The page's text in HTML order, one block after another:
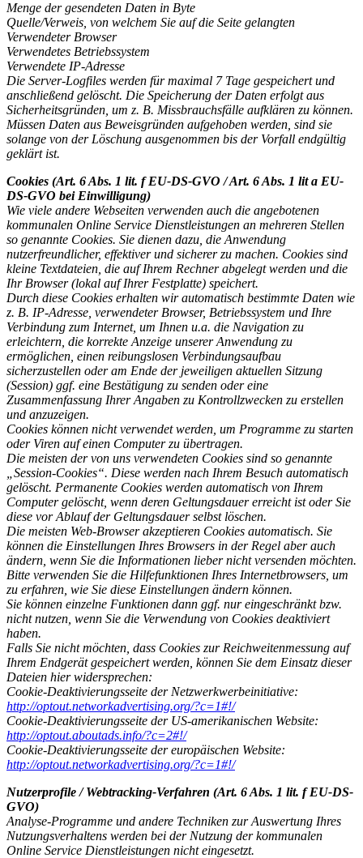
Menge der gesendeten Daten in Byte
Quelle/Verweis, von welchem Sie auf die Seite gelangten
Verwendeter Browser
Verwendetes Betriebssystem
Verwendete IP-Adresse
Die Server-Logfiles werden für maximal 7 Tage gespeichert und
anschließend gelöscht. Die Speicherung der Daten erfolgt aus
Sicherheitsgründen, um z. B. Missbrauchsfälle aufklären zu können.
Müssen Daten aus Beweisgründen aufgehoben werden, sind sie
solange von der Löschung ausgenommen bis der Vorfall endgültig
geklärt ist.
Cookies (Art. 6 Abs. 1 lit. f EU-DS-GVO / Art. 6 Abs. 1 lit a EU-
DS-GVO bei Einwilligung)
Wie viele andere Webseiten verwenden auch die angebotenen
kommunalen Online Service Dienstleistungen an mehreren Stellen
so genannte Cookies. Sie dienen dazu, die Anwendung
nutzerfreundlicher, effektiver und sicherer zu machen. Cookies sind
kleine Textdateien, die auf Ihrem Rechner abgelegt werden und die
Ihr Browser (lokal auf Ihrer Festplatte) speichert.
Durch diese Cookies erhalten wir automatisch bestimmte Daten wie
z. B. IP-Adresse, verwendeter Browser, Betriebssystem und Ihre
Verbindung zum Internet, um Ihnen u.a. die Navigation zu
erleichtern, die korrekte Anzeige unserer Anwendung zu
ermöglichen, einen reibungslosen Verbindungsaufbau
sicherzustellen oder am Ende der jeweiligen aktuellen Sitzung
(Session) ggf. eine Bestätigung zu senden oder eine
Zusammenfassung Ihrer Angaben zu Kontrollzwecken zu erstellen
und anzuzeigen.
Cookies können nicht verwendet werden, um Programme zu starten
oder Viren auf einen Computer zu übertragen.
Die meisten der von uns verwendeten Cookies sind so genannte
„Session-Cookies“. Diese werden nach Ihrem Besuch automatisch
gelöscht. Permanente Cookies werden automatisch von Ihrem
Computer gelöscht, wenn deren Geltungsdauer erreicht ist oder Sie
diese vor Ablauf der Geltungsdauer selbst löschen.
Die meisten Web-Browser akzeptieren Cookies automatisch. Sie
können die Einstellungen Ihres Browsers in der Regel aber auch
ändern, wenn Sie die Informationen lieber nicht versenden möchten.
Bitte verwenden Sie die Hilfefunktionen Ihres Internetbrowsers, um
zu erfahren, wie Sie diese Einstellungen ändern können.
Sie können einzelne Funktionen dann ggf. nur eingeschränkt bzw.
nicht nutzen, wenn Sie die Verwendung von Cookies deaktiviert
haben.
Falls Sie nicht möchten, dass Cookies zur Reichweitenmessung auf
Ihrem Endgerät gespeichert werden, können Sie dem Einsatz dieser
Dateien hier widersprechen:
Cookie-Deaktivierungsseite der Netzwerkwerbeinitiative:
http://optout.networkadvertising.org/?c=1#!/
Cookie-Deaktivierungsseite der US-amerikanischen Website:
http://optout.aboutads.info/?c=2#!/
Cookie-Deaktivierungsseite der europäischen Website:
http://optout.networkadvertising.org/?c=1#!/
Nutzerprofile / Webtracking-Verfahren (Art. 6 Abs. 1 lit. f EU-DS-
GVO)
Analyse-Programme und andere Techniken zur Auswertung Ihres
Nutzungsverhaltens werden bei der Nutzung der kommunalen
Online Service Dienstleistungen nicht eingesetzt.